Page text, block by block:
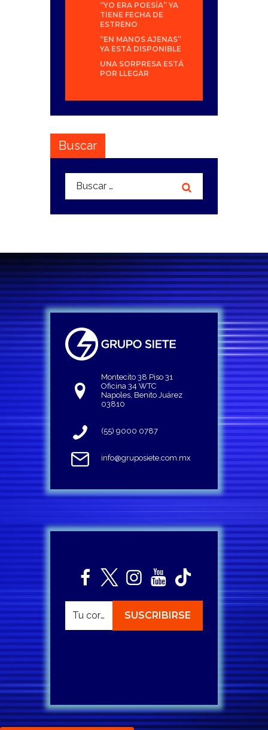
“YO ERA POESÍA” YA
TIENE FECHA DE
ESTRENO
“EN MANOS AJENAS”
YA ESTÁ DISPONIBLE
UNA SORPRESA ESTÁ
POR LLEGAR
Buscar
Buscar:
Montecito 38 Piso 31
Oficina 34 WTC
Napoles, Benito Juárez
03810
(55) 9000 0787
info@gruposiete.com.mx